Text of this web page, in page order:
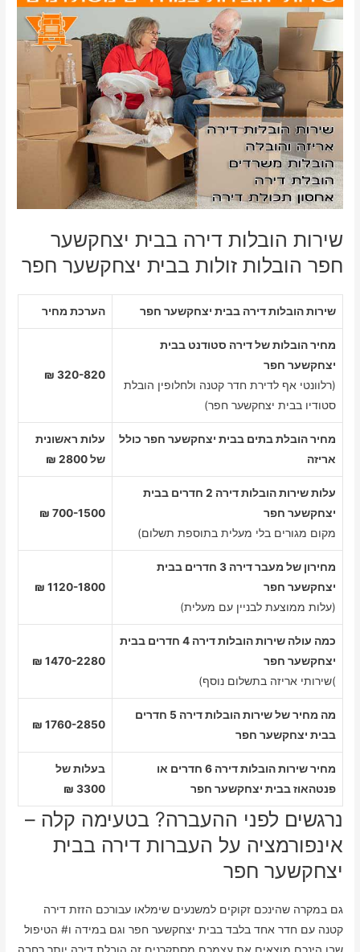
שירות הובלות דירה בבית יצחקשער
חפר הובלות זולות בבית יצחקשער חפר
שירות הובלות דירה בבית יצחקשער חפר הערכת מחיר
מחיר הובלות של דירה סטודנט בבית
יצחקשער חפר
(רלוונטי אף לדירת חדר קטנה ולחלופין הובלת
סטודיו בבית יצחקשער חפר)
320-820 ₪
מחיר הובלת בתים בבית יצחקשער חפר כולל
אריזה
עלות ראשונית
של 2800 ₪
עלות שירות הובלות דירה 2 חדרים בבית
יצחקשער חפר
מקום מגורים בלי מעלית בתוספת תשלום)
700-1500 ₪
מחירון של מעבר דירה 3 חדרים בבית
יצחקשער חפר
(עלות ממוצעת לבניין עם מעלית)
1120-1800 ₪
כמה עולה שירות הובלות דירה 4 חדרים בבית
יצחקשער חפר
)שירותי אריזה בתשלום נוסף)
1470-2280 ₪
מה מחיר של שירות הובלות דירה 5 חדרים
בבית יצחקשער חפר
1760-2850 ₪
מחיר שירות הובלות דירה 6 חדרים או
פנטהאוז בבית יצחקשער חפר
בעלות של
3300 ₪
נרגשים לפני ההעברה? בטעימה קלה –
אינפורמציה על העברות דירה בבית
יצחקשער חפר
גם במקרה שהינכם זקוקים למשנעים שימלאו עבורכם הזזת דירה
קטנה עם חדר אחד בלבד בבית יצחקשער חפר וגם במידה ו# הטיפול